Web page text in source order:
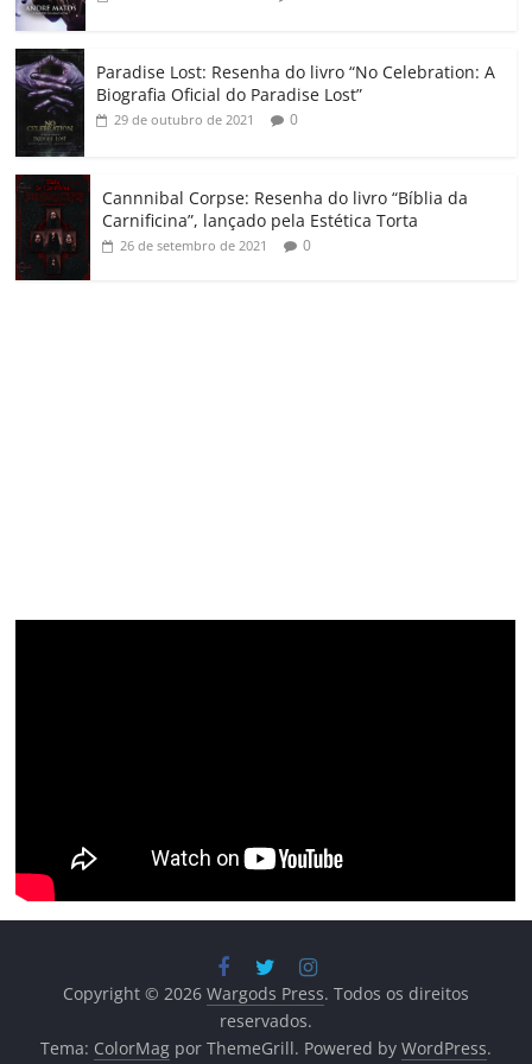
Paradise Lost: Resenha do livro “No Celebration: A
Biografia Oficial do Paradise Lost”
29 de outubro de 2021 0
Cannnibal Corpse: Resenha do livro “Bíblia da
Carnificina”, lançado pela Estética Torta
26 de setembro de 2021 0
Copyright © 2026 Wargods Press. Todos os direitos
reservados.
Tema: ColorMagpor ThemeGrill. Powered by WordPress.